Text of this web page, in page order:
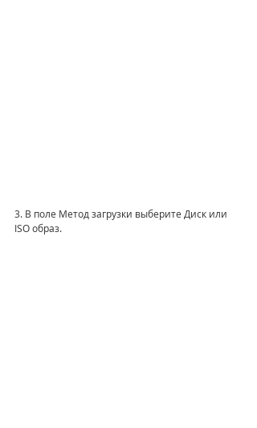
3. В поле Метод загрузки выберите Диск или
ISO образ.